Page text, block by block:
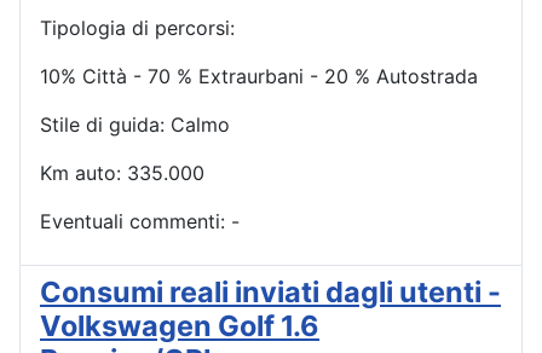
Tipologia di percorsi:
10% Città - 70 % Extraurbani - 20 % Autostrada
Stile di guida: Calmo
Km auto: 335.000
Eventuali commenti: -
Consumi reali inviati dagli utenti -
Volkswagen Golf 1.6